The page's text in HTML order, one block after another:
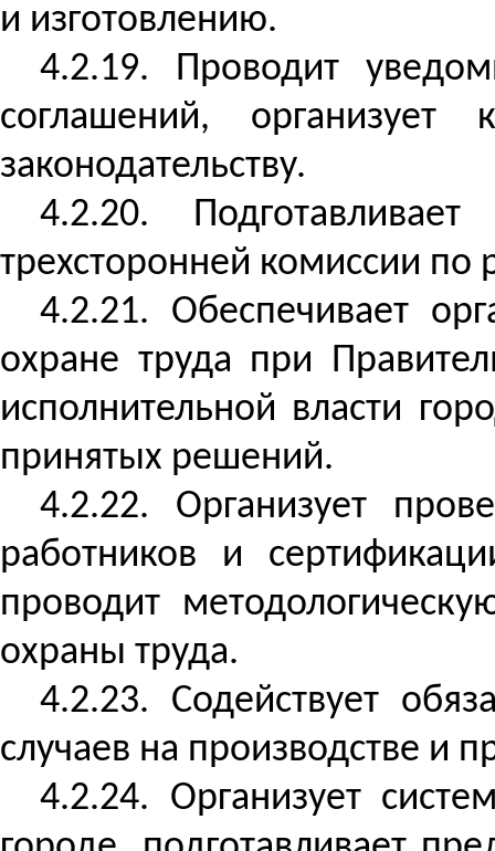
и изготовлению.
4.2.19. Проводит
соглашений, организует
законодательству.
4.2.20.
трехсторонней комиссии
4.2.21. Обеспечивает
охране труда при
исполнительной власти
принятых решений.
4.2.22. Организует
работников и
проводит
охраны труда.
4.2.23. Содействует
случаев на производстве и
4.2.24. Организует